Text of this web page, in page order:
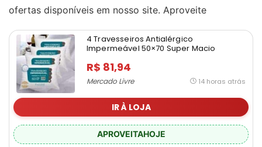
ofertas disponíveis em nosso site. Aproveite
4 Travesseiros Antialérgico
Impermeável 50×70 Super Macio
R$ 81,94
Mercado Livre 14 horas atrás
IR À LOJA
APROVEITAHOJE